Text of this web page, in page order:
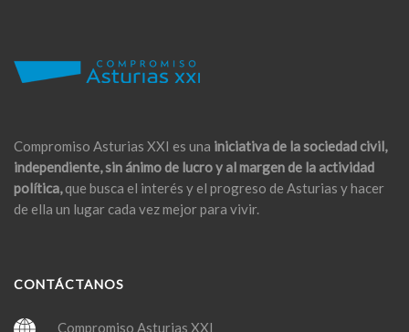
Compromiso Asturias XXI es una iniciativa de la sociedad civil,
independiente, sin ánimo de lucro y al margen de la actividad
política,que busca el interés y el progreso de Asturias y hacer
de ella un lugar cada vez mejor para vivir.
CONTÁCTANOS
Compromiso Asturias XXI